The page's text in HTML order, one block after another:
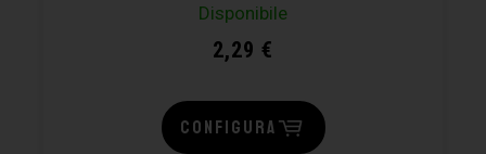
Disponibile
2,29 €
CONFIGURA